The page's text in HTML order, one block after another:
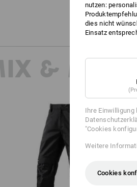
&
Bundhose e.s.motion
nutzen:
dies nicht
Einsatz
Ihre
"Cookies
Weitere
Cookies